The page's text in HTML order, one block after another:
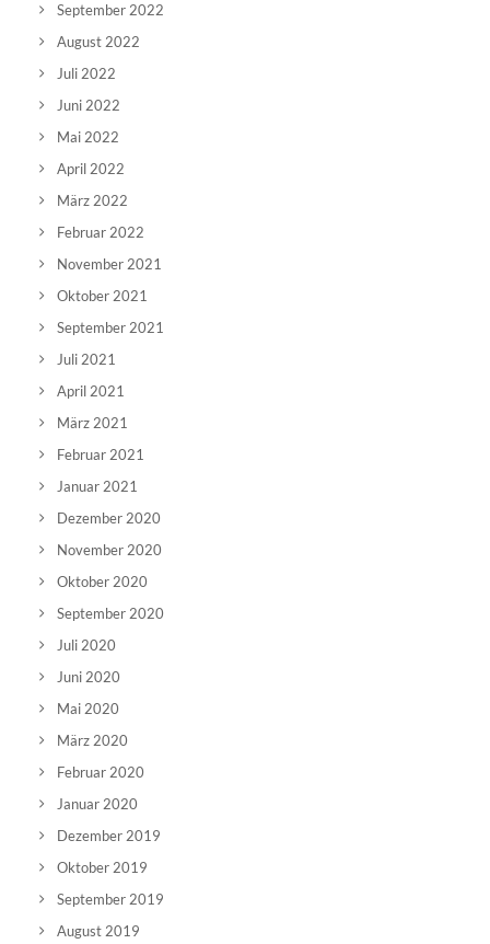
September 2022
August 2022
Juli 2022
Juni 2022
Mai 2022
April 2022
März 2022
Februar 2022
November 2021
Oktober 2021
September 2021
Juli 2021
April 2021
März 2021
Februar 2021
Januar 2021
Dezember 2020
November 2020
Oktober 2020
September 2020
Juli 2020
Juni 2020
Mai 2020
März 2020
Februar 2020
Januar 2020
Dezember 2019
Oktober 2019
September 2019
August 2019